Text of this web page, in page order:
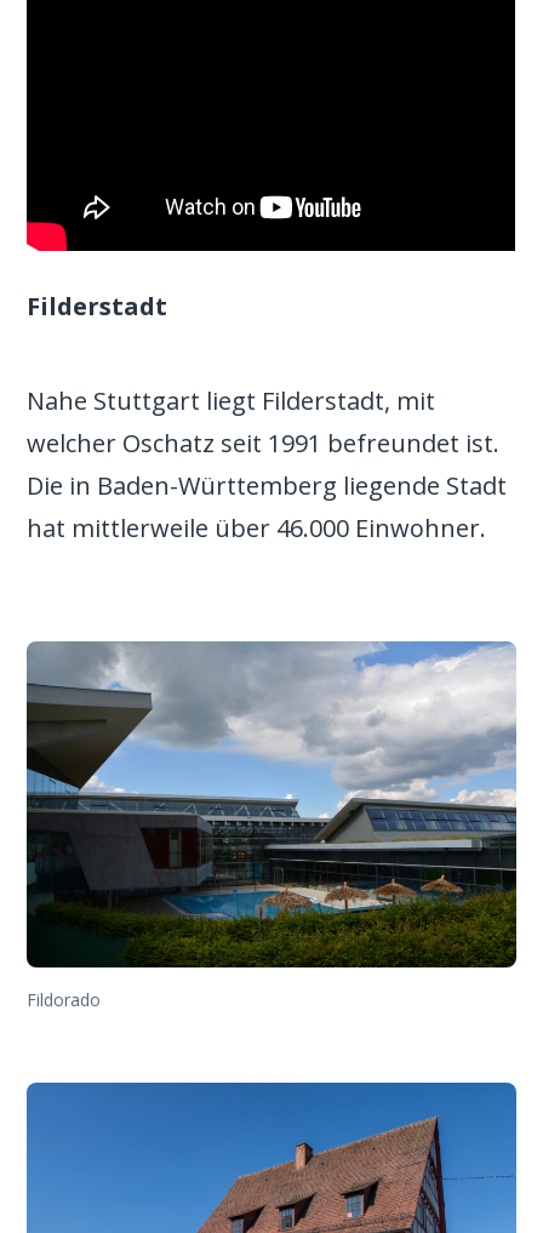
Filderstadt
Nahe Stuttgart liegt Filderstadt, mit
welcher Oschatz seit 1991 befreundet ist.
Die in Baden-Württemberg liegende Stadt
hat mittlerweile über 46.000 Einwohner.
Fildorado